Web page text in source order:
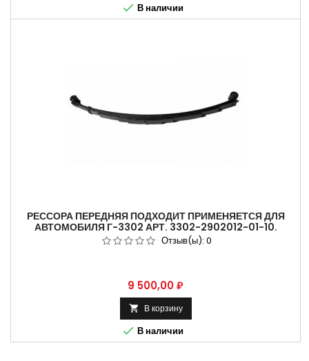
 В наличии
РЕССОРА ПЕРЕДНЯЯ ПОДХОДИТ ПРИМЕНЯЕТСЯ ДЛЯ
АВТОМОБИЛЯ Г-3302 АРТ. 3302-2902012-01-10.
Отзыв(ы): 0
Цена
9 500,00 ₽
 В корзину
 В наличии